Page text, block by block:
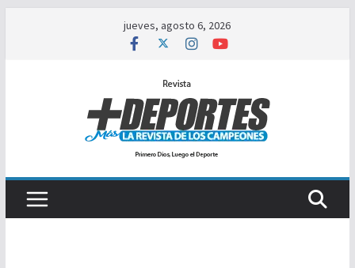
jueves, agosto 6, 2026